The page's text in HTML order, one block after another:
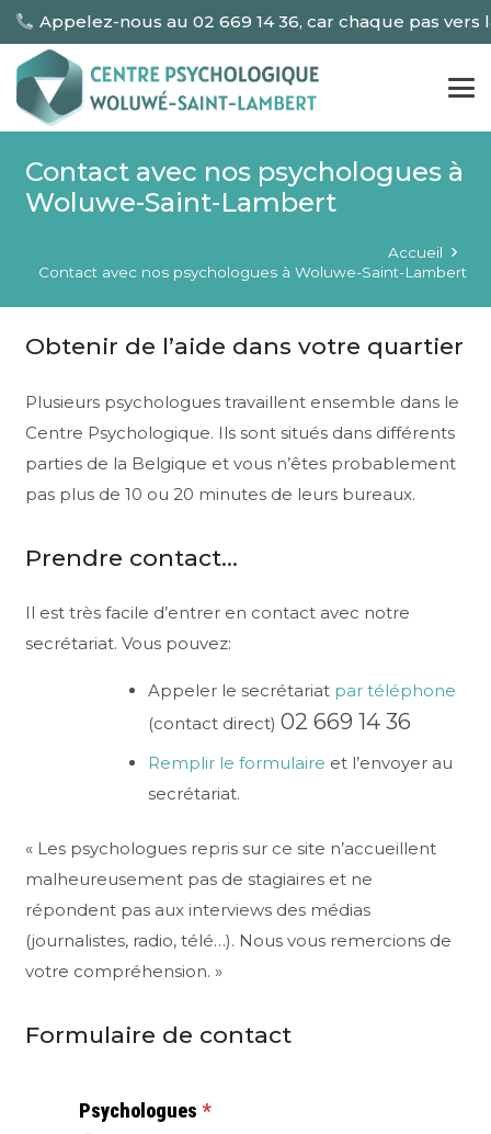
Appelez-nous au 02 669 14 36, car chaque pas
Contact avec nos psychologues à
Woluwe-Saint-Lambert
Accueil
Contact avec nos psychologues à Woluwe-Saint-Lambert
Obtenir de l’aide dans votre quartier
Plusieurs psychologues travaillent ensemble dans le
Centre Psychologique. Ils sont situés dans différents
parties de la Belgique et vous n’êtes probablement
pas plus de 10 ou 20 minutes de leurs bureaux.
Prendre contact…
Il est très facile d’entrer en contact avec notre
secrétariat. Vous pouvez:
Appeler le secrétariat par téléphone
(contact direct) 02 669 14 36
Remplir le formulaire et l’envoyer au
secrétariat.
« Les psychologues repris sur ce site n’accueillent
malheureusement pas de stagiaires et ne
répondent pas aux interviews des médias
(journalistes, radio, télé…). Nous vous remercions de
votre compréhension. »
Formulaire de contact